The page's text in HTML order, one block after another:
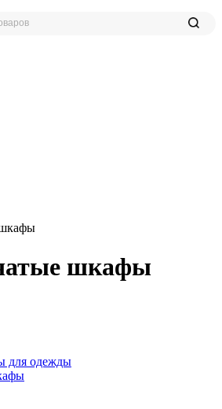
шкафы
шкафы
для одежды